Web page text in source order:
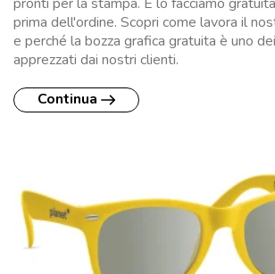
pronti per la stampa. E lo facciamo
prima dell'ordine. Scopri come lavora il
e perché la bozza grafica gratuita è uno
apprezzati dai nostri clienti.
Continua